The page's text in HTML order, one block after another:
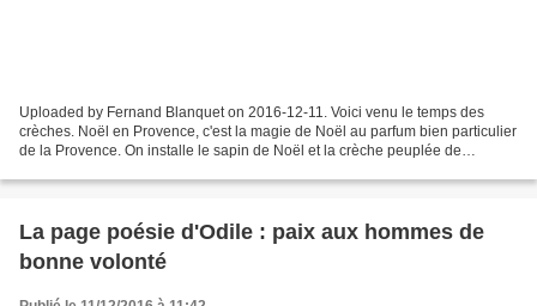
Uploaded by Fernand Blanquet on 2016-12-11. Voici venu le temps des
crèches. Noël en Provence, c'est la magie de Noël au parfum bien particulier
de la Provence. On installe le sapin de Noël et la crèche peuplée de
La page poésie d'Odile : paix aux hommes de
bonne volonté